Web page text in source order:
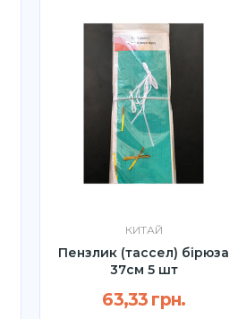
КИТАЙ
Пензлик (тассел) бірюза
37см 5 шт
63,33 грн.